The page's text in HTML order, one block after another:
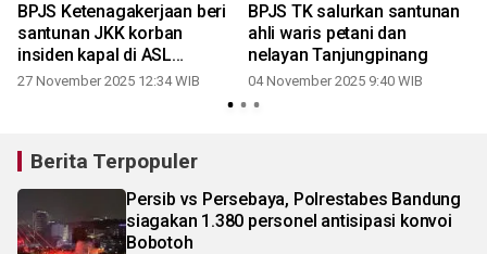
BPJS Ketenagakerjaan beri
santunan JKK korban
insiden kapal di ASL
Shipyard
27 November 2025 12:34 WIB
BPJS TK salurkan santunan
ahli waris petani dan
nelayan Tanjungpinang
04 November 2025 9:40 WIB
Berita Terpopuler
Persib vs Persebaya, Polrestabes Bandung
siagakan 1.380 personel antisipasi konvoi
Bobotoh